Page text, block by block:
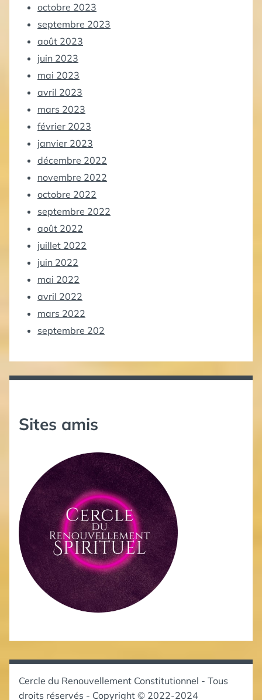
octobre 2023
septembre 2023
août 2023
juin 2023
mai 2023
avril 2023
mars 2023
février 2023
janvier 2023
décembre 2022
novembre 2022
octobre 2022
septembre 2022
août 2022
juillet 2022
juin 2022
mai 2022
avril 2022
mars 2022
septembre 202
Sites amis
Cercle du Renouvellement Constitutionnel - Tous
droits réservés - Copyright © 2022-2024